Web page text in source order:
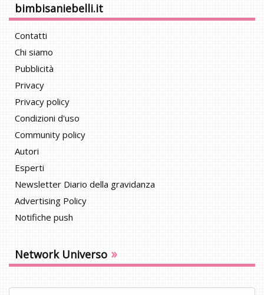
bimbisaniebelli.it
Contatti
Chi siamo
Pubblicità
Privacy
Privacy policy
Condizioni d'uso
Community policy
Autori
Esperti
Newsletter Diario della gravidanza
Advertising Policy
Notifiche push
Network Universo »